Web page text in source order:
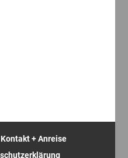
Kontakt + Anreise